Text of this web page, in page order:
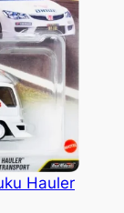
Hauler